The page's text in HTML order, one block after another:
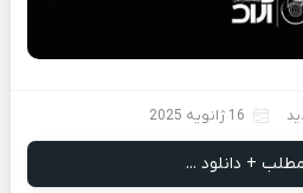
16 ژانویه 2025
+ دانلود ...